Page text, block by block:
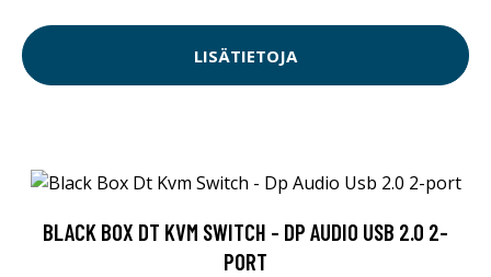
LISÄTIETOJA
BLACK BOX DT KVM SWITCH - DP AUDIO USB 2.0 2-
PORT